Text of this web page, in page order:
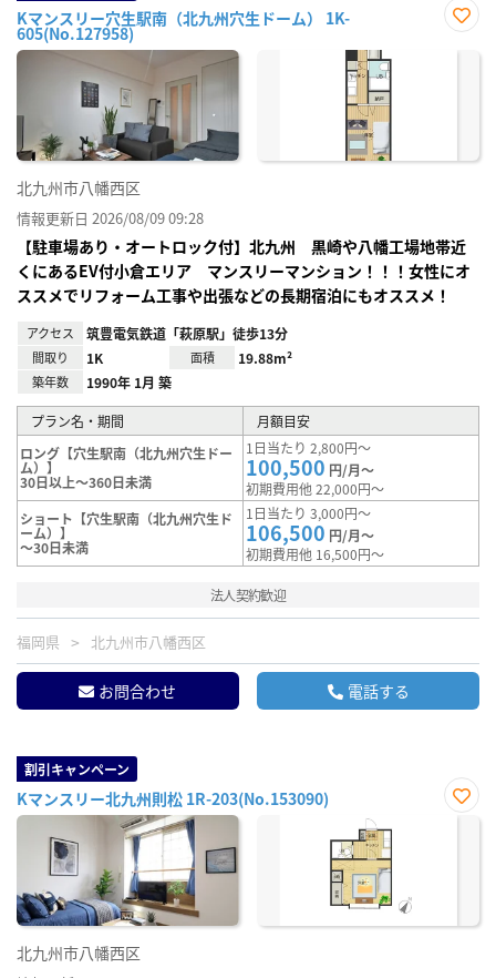
Kマンスリー穴生駅南（北九州穴生ドーム） 1K-
605(No.127958)
に入
北九州市八幡西区
情報更新日 2026/08/09 09:28
【駐車場あり・オートロック付】北九州 黒崎や八幡工場地帯近
くにあるEV付小倉エリア マンスリーマンション！！！女性にオ
ススメでリフォーム工事や出張などの長期宿泊にもオススメ！
アクセス 筑豊電気鉄道「萩原駅」徒歩13分
間取り 1K 面積 19.88m²
築年数 1990年 1月 築
プラン名・期間
月額目安
ロング【穴生駅南（北九州穴生ドー
ム）】
30日以上～360日未満
1日当たり 2,800円～
100,500 円/月～
初期費用他 22,000円～
ショート【穴生駅南（北九州穴生ド
ーム）】
～30日未満
1日当たり 3,000円～
106,500 円/月～
初期費用他 16,500円～
法人契約歓迎
福岡県 北九州市八幡西区
お問合わせ 電話する
割引キャンペーン
Kマンスリー北九州則松 1R-203(No.153090)
お気
北九州市八幡西区